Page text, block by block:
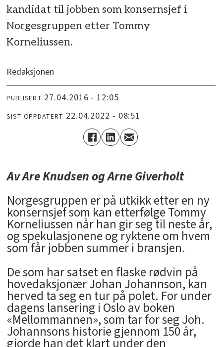
kandidat til jobben som konsernsjef i
Norgesgruppen etter Tommy
Korneliussen.
Redaksjonen
PUBLISERT 27.04.2016 - 12:05
SIST OPPDATERT 22.04.2022 - 08:51
Av Are Knudsen og Arne Giverholt
Norgesgruppen er på utkikk etter en ny
konsernsjef som kan etterfølge Tommy
Korneliussen når han gir seg til neste år,
og spekulasjonene og ryktene om hvem
som får jobben summer i bransjen.
De som har satset en flaske rødvin på
hovedaksjonær Johan Johannson, kan
herved ta seg en tur på polet. For under
dagens lansering i Oslo av boken
«Mellommannen», som tar for seg Joh.
Johannsons historie gjennom 150 år,
gjorde han det klart under den